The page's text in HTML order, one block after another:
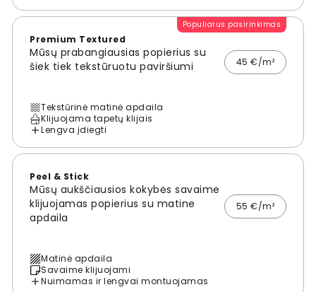
Populiarus pasirinkimas
Premium Textured
Mūsų prabangiausias popierius su
šiek tiek tekstūruotu paviršiumi
45 €/m²
Tekstūrinė matinė apdaila
Klijuojama tapetų klijais
Lengva įdiegti
Peel & Stick
Mūsų aukščiausios kokybės savaime
klijuojamas popierius su matine
apdaila
55 €/m²
Matinė apdaila
Savaime klijuojami
Nuimamas ir lengvai montuojamas